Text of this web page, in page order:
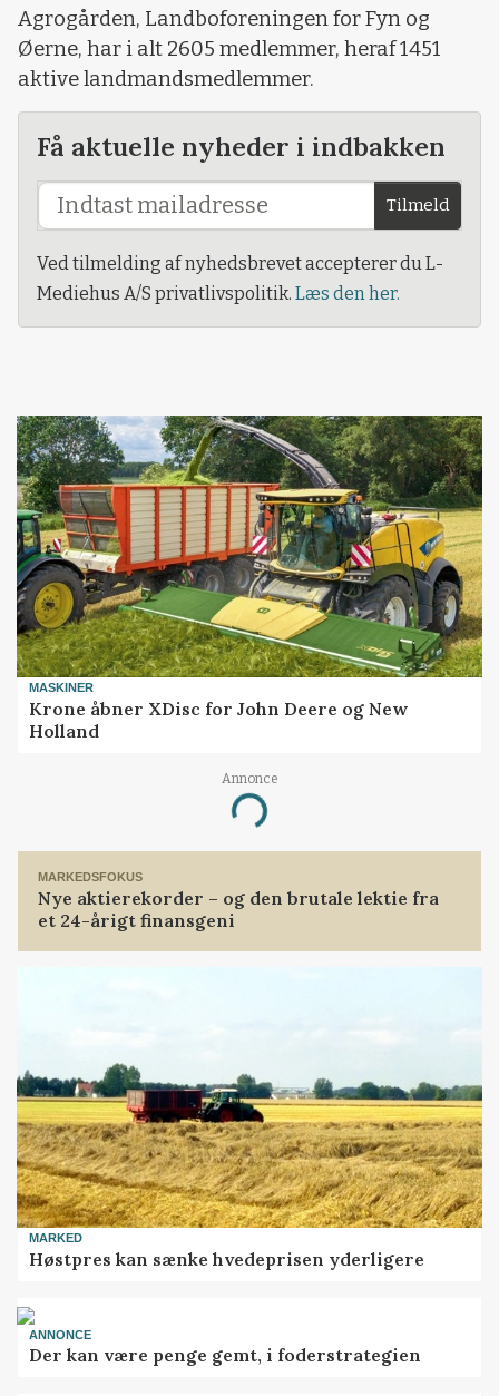
Agrogården, Landboforeningen for Fyn og
Øerne, har i alt 2605 medlemmer, heraf 1451
aktive landmandsmedlemmer.
Få aktuelle nyheder i indbakken
Tilmeld
Ved tilmelding af nyhedsbrevet accepterer du L-
Mediehus A/S privatlivspolitik. Læs den her.
MASKINER
Krone åbner XDisc for John Deere og New
Holland
Annonce
Loading...
MARKEDSFOKUS
Nye aktierekorder – og den brutale lektie fra
et 24-årigt finansgeni
MARKED
Høstpres kan sænke hvedeprisen yderligere
ANNONCE
Der kan være penge gemt, i foderstrategien